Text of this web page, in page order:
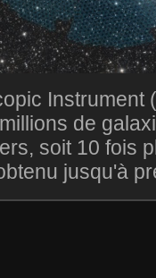
Instrument
de
soit 10 fois
jusqu'à